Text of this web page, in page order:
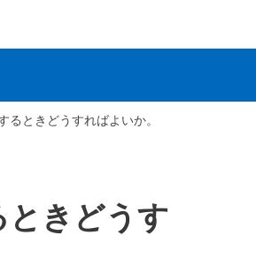
ときどうすればよいか。
ときどうす